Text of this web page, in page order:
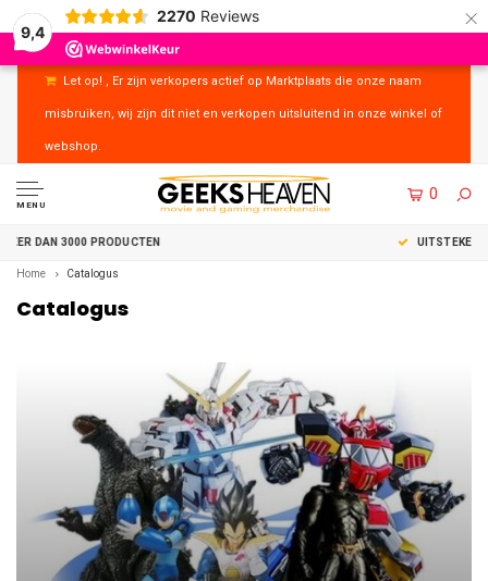
9,4
2270 Reviews ×
Let op! , Er zijn verkopers actief op Marktplaats die onze naam
misbruiken, wij zijn dit niet en verkopen uitsluitend in onze winkel of
webshop.
MENU
0
Home Catalogus
Catalogus